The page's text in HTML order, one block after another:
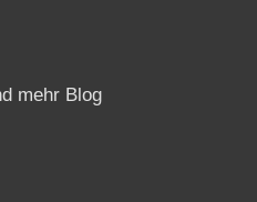
mehr Blog